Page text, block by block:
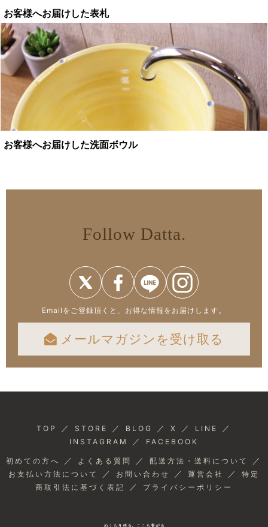
お客様へお届けした表札
お客様へお届けした洗面ボウル
Follow Datta.
Emailをご登録頂くと、お得な情報をお届けします。
メールマガジンを受け取る
TOP ／ STORE ／ BLOG ／ X ／ LINE ／
INSTAGRAM ／ FACEBOOK
初めての方へ ／ よくある質問 ／ 配送方法・送料について ／
お支払い方法について ／ お問い合わせ ／ 運営会社 ／ 特定
商取引法に基づく表記
／ プライバシーポリシー